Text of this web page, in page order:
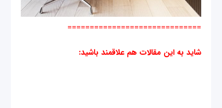
==============================
شاید به این مقالات هم علاقمند باشید: